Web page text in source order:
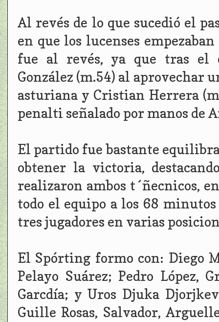
Al revés de lo que sucedió el
en que los lucenses
fue al revés, ya que tras el
González (m.54) al aprovechar
asturiana y Cristian Herrera
penalti señalado por manos de
El partido fue bastante
obtener la victoria,
realizaron ambos t´ñecnicos,
todo el equipo a los 68
tres jugadores en varias
El Spórting formo con: Diego
Pelayo Suárez; Pedro López,
Garcdía; y Uros Djuka
Guille Rosas, Salvador,